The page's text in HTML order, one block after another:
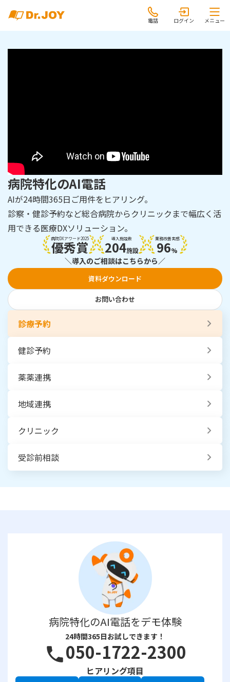
電話 ログイン メニュー
病院特化のAI電話
AIが24時間365日ご用件をヒアリング。
診察・健診予約など総合病院からクリニックまで幅広く活
用できる医療DXソリューション。
病院DXアワード2025
優秀賞 導入施設数
204施設
業務改善実感
96%
＼導入のご相談はこちらから／
資料ダウンロード
お問い合わせ
診療予約
健診予約
薬薬連携
地域連携
クリニック
受診前相談
病院特化のAI電話をデモ体験
24時間365日お試しできます！
phone050-1722-2300
ヒアリング項目